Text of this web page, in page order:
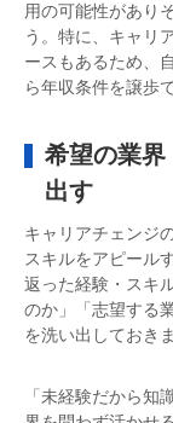
用の可能性があり
う。特に、キャリ
ースもあるため、
ら年収条件を譲歩
希望の業界
出す
キャリアチェンジ
スキルをアピール
返った経験・スキ
のか」「志望する
を洗い出しておき
「未経験だから知